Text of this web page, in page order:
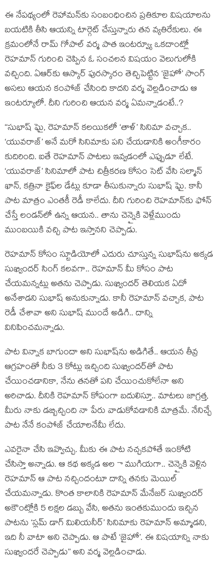
ఈ నేపథ్యంలో రెహామన్‌కు సంబంధించిన ప్రతికూల విషయాలను
బయటికి తీసి ఆయన్ని టార్గెట్ చేస్తున్నారు తన వ్యతిరేకులు. ఈ
క్రమంలోనే రామ్ గోపాల్ వర్మ పాత ఇంటర్వ్యూ ఒకదాంట్లో
రెహమాన్ గురించి చెప్పిన ఓ సంచలన విషయం వెలుగులోకి
వచ్చింది. ఏఆర్‌కు ఆస్కార్ పురస్కారం తెచ్చిపెట్టిన ‘జైహో’ సాంగ్
అసలు ఆయన కంపోజ్ చేసింది కాదని వర్మ వెల్లడించాడు ఆ
ఇంటర్యూలో. దీని గురించి ఆయన వర్మ ఏమన్నాడంటే..?
‘‘సుభాష్ ఘై, రెహమాన్‌ కలయికలో ‘తాళ్’ సినిమా వచ్చాక..
‘యువరాజ్’ అనే మరో సినిమాకు పని చేయడానికి అంగీకారం
కుదిరింది. ఐతే రెహమాన్ పాటలు ఇవ్వడంలో ఎప్పుడూ లేటే.
‘యువరాజ్’ సినిమాలో పాట చిత్రీకరణ కోసం సెట్ వేసి సల్మాన్
ఖాన్, కత్రినా కైఫ్‌ల డేట్లు కూడా తీసుకున్నారు సుభాష్ ఘై. కానీ
పాట మాత్రం ఎంతకీ రెడీ కాలేదు. దీని గురించి రెహమాన్‌కు ఫోన్
చేస్తే లండన్‌లో ఉన్న ఆయన.. తాను చెన్నైకి వెళ్లేముందు
ముంబయికి వచ్చి పాట ఇస్తానని చెప్పాడు.
రెహమాన్ కోసం స్టూడియోలో ఎదురు చూస్తున్న సుభాష్‌‌ను అక్కడ
సుఖ్విందర్ సింగ్ కలవగా.. రెహమాన్ మీ కోసం పాట
చేయమన్నట్లు అతను చెప్పాడు. సుఖ్విందర్ తెలియక ఏదో
అనేశాడని సుభాష్ అనుకున్నాడు. కానీ రెహమాన్ వచ్చాక, పాట
రెడీ చేశావా అని సుభాష్ ముందే అడిగి.. దాన్ని
వినిపించమన్నాడు.
పాట విన్నాక బాగుందా అని సుభాష్‌ను అడిగితే.. ఆయన తీవ్ర
ఆగ్రహంతో నీకు 3 కోట్లు ఇచ్చింది సుఖ్విందర్‌తో పాట
చేయించడానికా, నేను తనతో పని చేయించుకోలేనా అని
అరిచాడు. దీనికి రెహమాన్ కోపంగా బదులిస్తూ.. మాటలు జాగ్రత్త,
మీరు నాకు డబ్బిచ్చింది నా పేరు వాడుకోవడానికి మాత్రమే. నేనిచ్చే
పాట నేనే కంపోజ్ చేయాలనేమీ లేదు.
ఎవరైనా చేసి ఇవ్వొచ్చు. మీకు ఈ పాట నచ్చకపోతే ఇంకోటి
చేసిస్తా అన్నాడు. ఆ కథ అక్కడ అల ా ముగియగా.. చెన్నైకి వెళ్లిన
రెహమాన్ ఆ పాట నచ్చిందంటూ దాన్ని తనకు మెయిల్
చేయమన్నాడు. కొంత కాలానికి రెహమాన్ మేనేజర్ సుఖ్విందర్‌
అకౌంట్లోకి 5 లక్షల డబ్బు వేసి, అతను ఇంతకుముందు ఇచ్చిన
పాటను ‘స్లమ్ డాగ్ మిలియనీర్’ సినిమాకు రెహమాన్ అమ్మాడని,
ఇది నీ వాటా అని చెప్పాడు. ఆ పాటే ‘జైహో’. ఈ విషయాన్ని నాకు
సుఖ్విందరే చెప్పాడు’’ అని వర్మ వెల్లడించాడు.